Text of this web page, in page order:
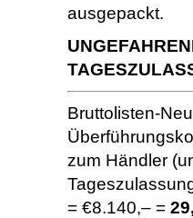
ausgepackt.
Bruttolisten-
zum Händler
= €8.140,– =